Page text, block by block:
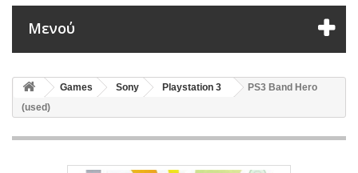
Μενού
Games Sony Playstation 3
PS3 Band Hero
(used)